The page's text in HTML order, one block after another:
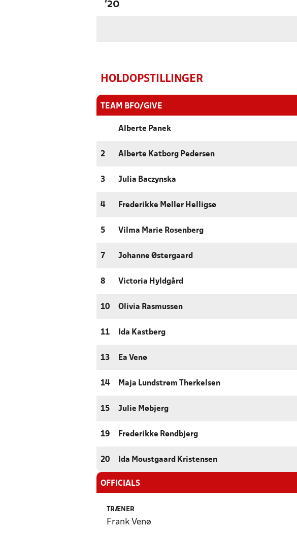
'20
HOLDOPSTILLINGER
TEAM BFO/GIVE
Alberte Panek
2 Alberte Katborg Pedersen
3 Julia Baczynska
4 Frederikke Møller Helligsø
5 Vilma Marie Rosenberg
7 Johanne Østergaard
8 Victoria Hyldgård
10 Olivia Rasmussen
11 Ida Kastberg
13 Ea Venø
14 Maja Lundstrøm Therkelsen
15 Julie Møbjerg
19 Frederikke Røndbjerg
20 Ida Moustgaard Kristensen
OFFICIALS
TRÆNER
Frank Venø